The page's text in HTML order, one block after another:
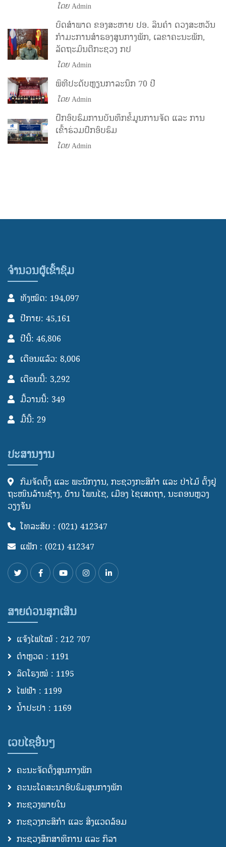
ໂດຍ Admin
ບົດສຳພາດ ຂອງສະຫາຍ ປອ. ລິນຄຳ ດວງສະຫວັນ
ກຳມະການສຳຮອງສູນກາງພັກ, ເລຂາຄະນະພັກ,
ລັດຖະມົນຕີກະຊວງ ກປ
ໂດຍ Admin
ພິທີປະດັບຫຼຽນກາລະນຶກ 70 ປີ
ໂດຍ Admin
ຝຶກອົບຮົມການບັນທຶກຂໍ້ມູນການຈັດ ແລະ ການ
ເຂົ້າຮ່ວມຝຶກອົບຮົມ
ໂດຍ Admin
ຈຳນວນຜູ້ເຂົ້າຊົມ
ທັງໝົດ: 194,097
ປີກາຍ: 45,161
ປີນີ້: 46,806
ເດືອນແລ້ວ: 8,006
ເດືອນນີ້: 3,292
ມື້ວານນີ້: 349
ມື້ນີ້: 29
ປະສານງານ
ກົມຈັດຕັ້ງ ແລະ ພະນັກງານ, ກະຊວງກະສິກໍາ ແລະ ປ່າໄມ້ ຕັ້ງຢູ່
ຖະໜົນລ້ານຊ້າງ, ບ້ານ ໂພນໄຊ, ເມືອງ ໄຊເສດຖາ, ນະຄອນຫຼວງ
ວຽງຈັັນ
ໂທລະສັບ : (021) 412347
ແຟັກ : (021) 412347
ສາຍດ່ວນສຸກເສີນ
ແຈ້ງໄຟໄໝ້ : 212 707
ຕຳຫຼວດ : 1191
ລົດໂຮງໝໍ : 1195
ໄຟຟ້າ : 1199
ນ້ຳປະປາ : 1169
ເວບໄຊອື່ນໆ
ຄະນະຈັດຕັ້ງສູນກາງພັກ
ຄະນະໂຄສະນາອົບຮົມສູນກາງພັກ
ກະຊວງພາຍໃນ
ກະຊວງກະສິກຳ ແລະ ສິ່ງແວດລ້ອມ
ກະຊວງສຶກສາທິການ ແລະ ກິລາ